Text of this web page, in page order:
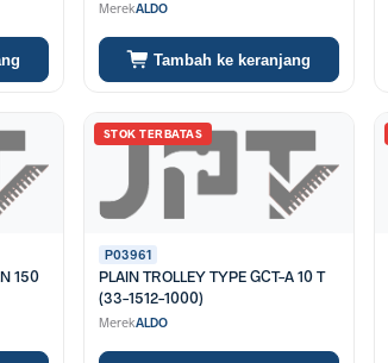
MerekALDO
Tambah ke keranjang
150
STOK TERBATAS
P03961
PLAIN TROLLEY TYPE GCT-A 10 T
(33-1512-1000)
MerekALDO